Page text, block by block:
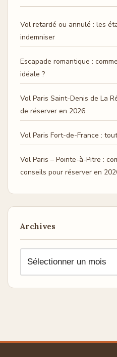
Vol retardé ou annulé : les
indemniser
Escapade romantique :
idéale ?
Vol Paris Saint-Denis de La
de réserver en 2026
Vol Paris Fort-de-France :
Vol Paris – Pointe-à-Pitre :
conseils pour réserver en
Archives